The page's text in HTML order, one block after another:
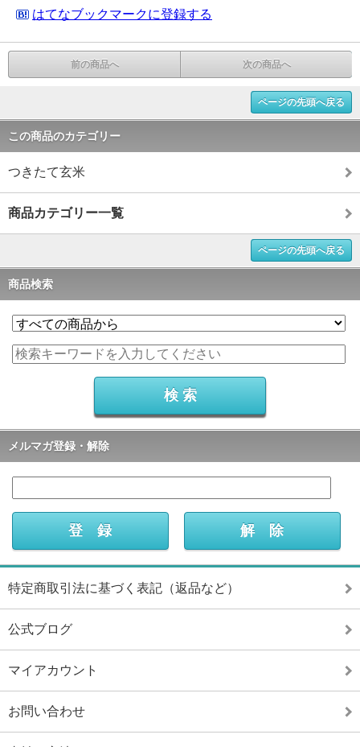
はてなブックマークに登録する
前の商品へ 次の商品へ
ページの先頭へ戻る
この商品のカテゴリー
つきたて玄米
商品カテゴリー一覧
ページの先頭へ戻る
商品検索
メルマガ登録・解除
特定商取引法に基づく表記（返品など）
公式ブログ
マイアカウント
お問い合わせ